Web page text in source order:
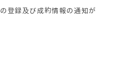
登録及び成約情報の通知が